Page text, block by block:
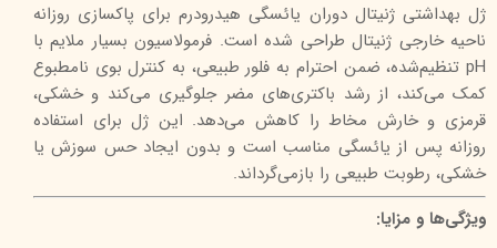
ژل بهداشتی ژنیتال دوران يائسگی هیدرودرم برای پاکسازی روزانه
ناحیه خارجی ژنیتال طراحی شده است. فرمولاسیون بسیار ملایم با
pH تنظیم‌شده، ضمن احترام به فلور طبیعی، به کنترل بوی نامطبوع
کمک می‌کند، از رشد باکتری‌های مضر جلوگیری می‌کند و خشکی،
قرمزی و خارش مخاط را کاهش می‌دهد. این ژل برای استفاده
روزانه پس از یائسگی مناسب است و بدون ایجاد حس سوزش یا
خشکی، رطوبت طبیعی را بازمی‌گرداند.
ویژگی‌ها و مزایا: